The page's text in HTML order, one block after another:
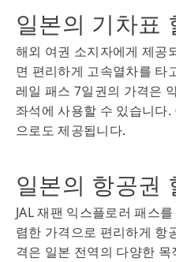
일본의 기차표
해외 여권 소지자에게 제공
면 편리하게 고속열차를 타
레일 패스 7일권의 가격은
좌석에 사용할 수 있습니다
으로도 제공됩니다.
일본의 항공권
JAL 재팬 익스플로러 패스
렴한 가격으로 편리하게 항
격은 일본 전역의 다양한